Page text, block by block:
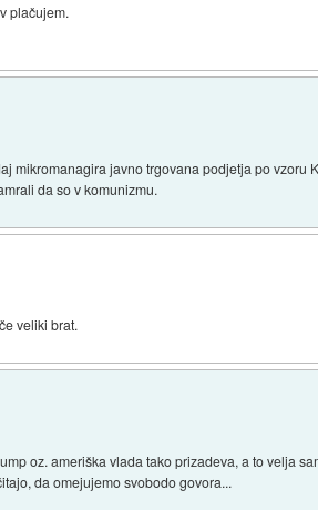
plačujem.
mikromanagira javno trgovana podjetja po vzoru
da so v komunizmu.
veliki brat.
oz. ameriška vlada tako prizadeva, a to velja
da omejujemo svobodo govora...